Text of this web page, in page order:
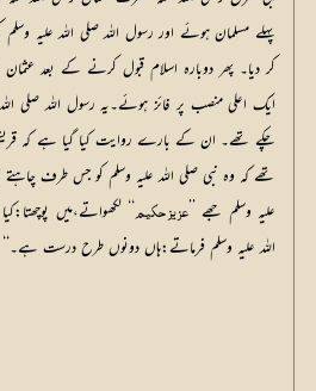
علیہ وسلم جھے ’’
عزیز حکیم ‘‘ لکھواتے،میں پوچھتا:کیا ’’
اللہ علیہ وسلم فرماتے:ہاں دونوں طرح درست ہے۔‘‘